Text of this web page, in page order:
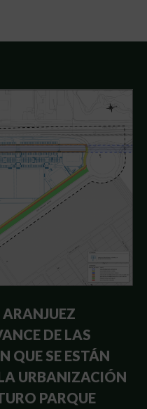
DE LAS
QUE SE ESTÁN
URBANIZACIÓN
PARQUE